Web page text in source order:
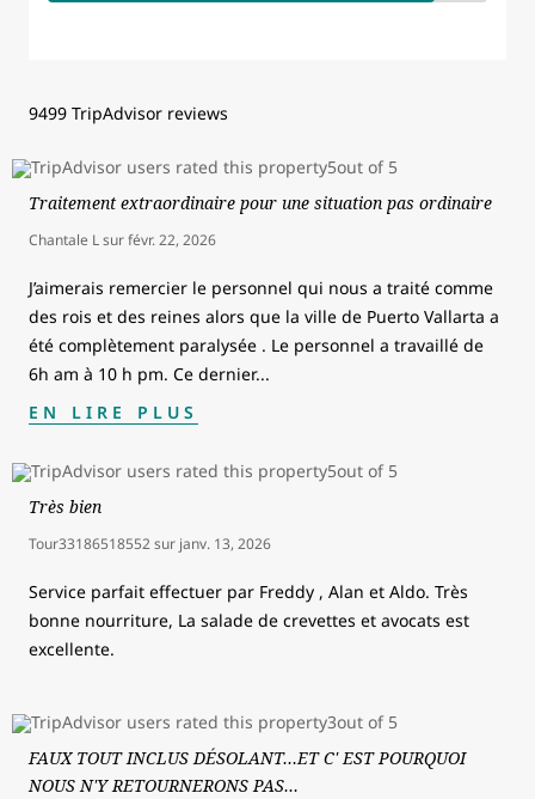
9499 TripAdvisor reviews
Traitement extraordinaire pour une situation pas ordinaire
Chantale Lsurfévr. 22, 2026
J’aimerais remercier le personnel qui nous a traité comme
des rois et des reines alors que la ville de Puerto Vallarta a
été complètement paralysée . Le personnel a travaillé de
6h am à 10 h pm. Ce dernier...
EN LIRE PLUS
Très bien
Tour33186518552sur janv. 13, 2026
Service parfait effectuer par Freddy , Alan et Aldo. Très
bonne nourriture, La salade de crevettes et avocats est
excellente.
FAUX TOUT INCLUS DÉSOLANT…ET C' EST POURQUOI
NOUS N'Y RETOURNERONS PAS…